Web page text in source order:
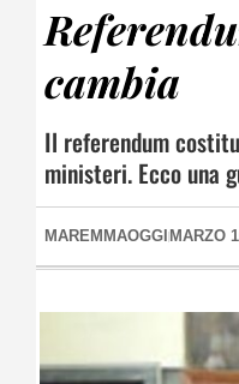
cambia
Il referendum
ministeri. Ecco una
MAREMMAOGGI MARZO